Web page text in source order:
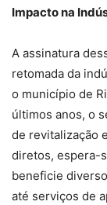
Impacto na
A assinatura
retomada da
o município de
últimos anos, o
de revitalização
diretos, espera-
beneficie
até serviços de